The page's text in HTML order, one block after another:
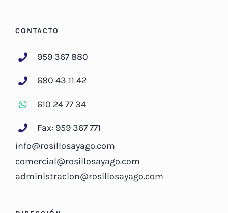
CONTACTO
959 367 880
680 43 11 42
610 24 77 34
Fax: 959 367 771
info@rosillosayago.com
comercial@rosillosayago.com
administracion@rosillosayago.com